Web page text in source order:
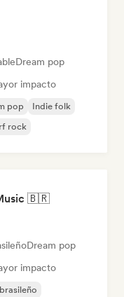
Dream pop
impacto
pop
Indie folk
rock
🇧🇷
Dream pop
impacto